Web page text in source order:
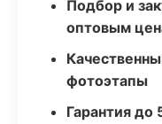
Подбор и
оптовым
фотоэтапы
Гарантия до